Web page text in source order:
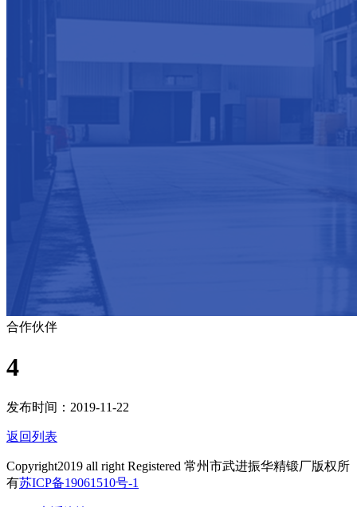
合作伙伴
4
发布时间：2019-11-22
返回列表
Copyright2019 all right Registered 常州市武进振华精锻厂版权所
有苏ICP备19061510号-1